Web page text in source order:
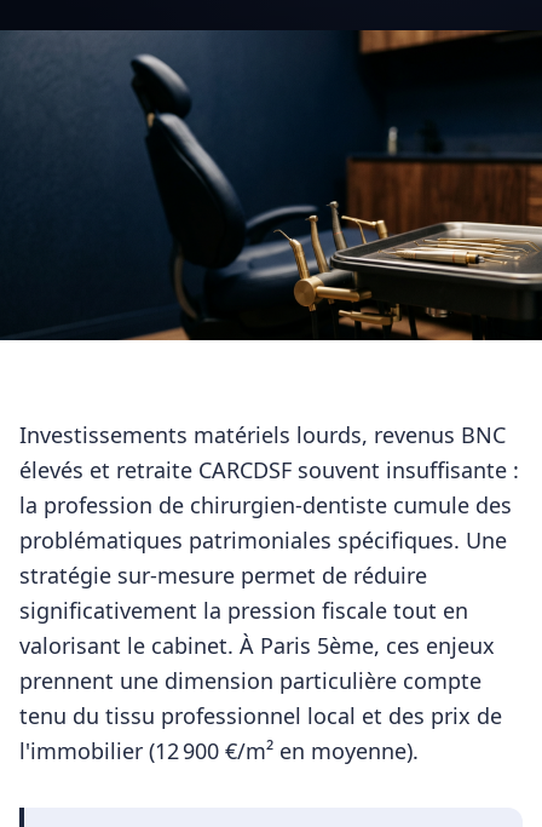
Investissements matériels lourds, revenus BNC
élevés et retraite CARCDSF souvent insuffisante :
la profession de chirurgien-dentiste cumule des
problématiques patrimoniales spécifiques. Une
stratégie sur-mesure permet de réduire
significativement la pression fiscale tout en
valorisant le cabinet. À Paris 5ème, ces enjeux
prennent une dimension particulière compte
tenu du tissu professionnel local et des prix de
l'immobilier (12 900 €/m² en moyenne).